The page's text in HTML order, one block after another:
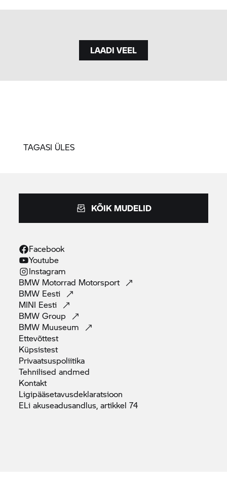
LAADI VEEL
TAGASI ÜLES
KÕIK MUDELID
Facebook
Youtube
Instagram
BMW Motorrad Motorsport
BMW Eesti
MINI Eesti
BMWGroup
BMW Muuseum
Ettevõttest
Küpsistest
Privaatsuspoliitika
Tehnilisedandmed
Kontakt
Ligipääsetavusdeklaratsioon
ELi akuseadusandlus, artikkel74